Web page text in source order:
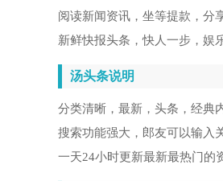
阅读新闻资讯，坐等提款，分
新鲜快报头条，快人一步，娱
汤头条说明
分类清晰，最新，头条，经典
搜索功能强大，郎友可以输入
一天24小时更新最新最热门的